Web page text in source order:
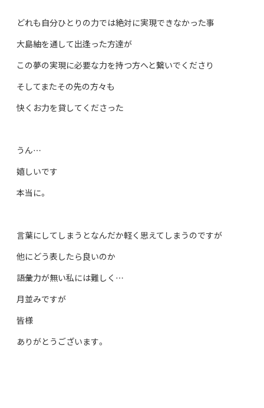
どれも自分ひとりの力では絶対に実現できなかった事
大島紬を通して出逢った方達が
この夢の実現に必要な力を持つ方へと繋いでくださり
そしてまたその先の方々も
快くお力を貸してくださった
うん…
嬉しいです
本当に。
言葉にしてしまうとなんだか軽く思えてしまうのですが
他にどう表したら良いのか
語彙力が無い私には難しく…
月並みですが
皆様
ありがとうございます。